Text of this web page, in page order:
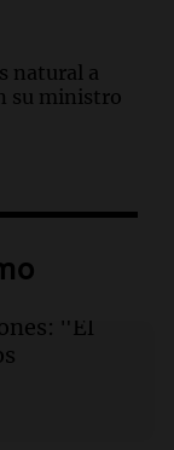
natural a
su ministro
Shanghái
funciones
su
"El